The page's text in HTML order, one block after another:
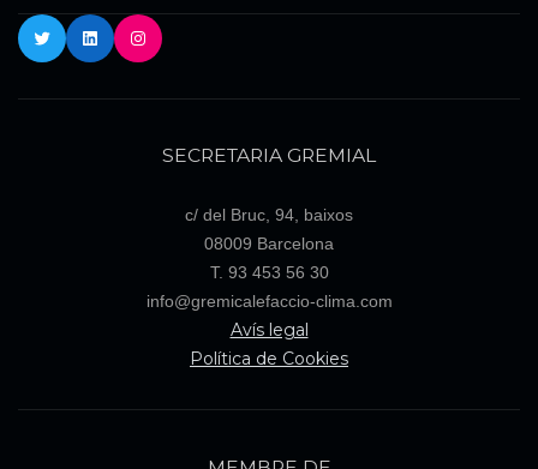
TwitterLinkedInInstagram
SECRETARIA GREMIAL
c/ del Bruc, 94, baixos
08009 Barcelona
T. 93 453 56 30
info@gremicalefaccio-clima.com
Avís legal
Política de Cookies